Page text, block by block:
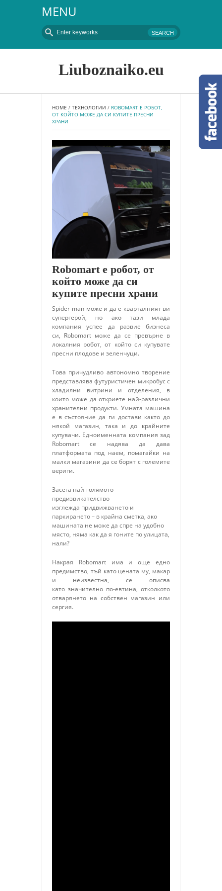
MENU
Liuboznaiko.eu
HOME / ТЕХНОЛОГИИ / ROBOMART Е РОБОТ,
ОТ КОЙТО МОЖЕ ДА СИ КУПИТЕ ПРЕСНИ
ХРАНИ
Robomart е робот, от
който може да си
купите пресни храни
Spider-man може и да е кварталният ви
супергерой, но ако тази млада
компания успее да развие бизнеса
си, Robomart може да се превърне в
локалния робот, от който си купувате
пресни плодове и зеленчуци.
Това причудливо автономно творение
представлява футуристичен микробус с
хладилни витрини и отделения, в
които може да откриете най-различни
хранителни продукти. Умната машина
е в състояние да ги достави както до
някой магазин, така и до крайните
купувачи. Едноименната компания зад
Robomart се надява да дава
платформата под наем, помагайки на
малки магазини да се борят с големите
вериги.
Засега най-голямото
предизвикателство
изглежда придвижването и
паркирането – в крайна сметка, ако
машината не може да спре на удобно
място, няма как да я гоните по улицата,
нали?
Накрая Robomart има и още едно
предимство, тъй като цената му, макар
и неизвестна, се описва
като значително по-евтина, отколкото
отварянето на собствен магазин или
сергия.